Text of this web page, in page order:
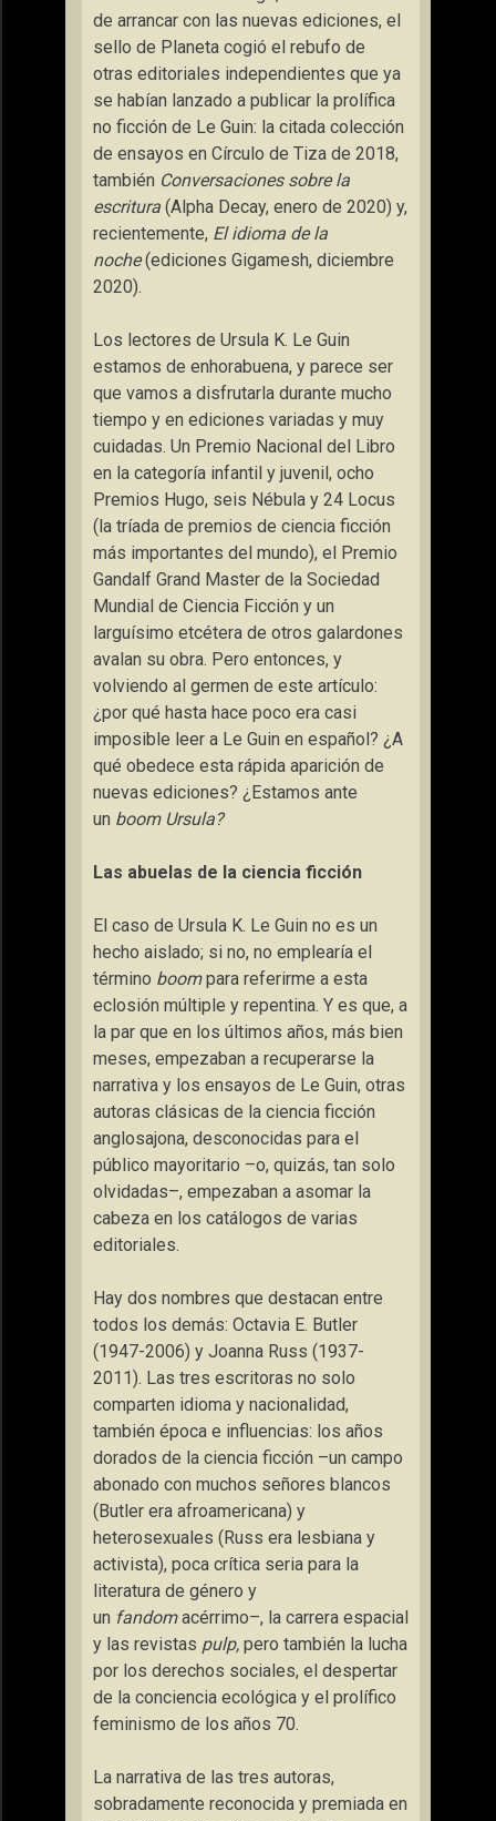
de arrancar con las nuevas ediciones, el
sello de Planeta cogió el rebufo de
otras editoriales independientes que ya
se habían lanzado a publicar la prolífica
no ficción de Le Guin: la citada colección
de ensayos en Círculo de Tiza de 2018,
también Conversaciones sobre la
escritura (Alpha Decay, enero de 2020) y,
recientemente, El idioma de la
noche(ediciones Gigamesh, diciembre
2020).
Los lectores de Ursula K. Le Guin
estamos de enhorabuena, y parece ser
que vamos a disfrutarla durante mucho
tiempo y en ediciones variadas y muy
cuidadas. Un Premio Nacional del Libro
en la categoría infantil y juvenil, ocho
Premios Hugo, seis Nébula y 24 Locus
(la tríada de premios de ciencia ficción
más importantes del mundo), el Premio
Gandalf Grand Master de la Sociedad
Mundial de Ciencia Ficción y un
larguísimo etcétera de otros galardones
avalan su obra. Pero entonces, y
volviendo al germen de este artículo:
¿por qué hasta hace poco era casi
imposible leer a Le Guin en español? ¿A
qué obedece esta rápida aparición de
nuevas ediciones? ¿Estamos ante
un boom Ursula?
Las abuelas de la ciencia ficción
El caso de Ursula K. Le Guin no es un
hecho aislado; si no, no emplearía el
término boompara referirme a esta
eclosión múltiple y repentina. Y es que, a
la par que en los últimos años, más bien
meses, empezaban a recuperarse la
narrativa y los ensayos de Le Guin, otras
autoras clásicas de la ciencia ficción
anglosajona, desconocidas para el
público mayoritario –o, quizás, tan solo
olvidadas–, empezaban a asomar la
cabeza en los catálogos de varias
editoriales.
Hay dos nombres que destacan entre
todos los demás: Octavia E. Butler
(1947-2006) y Joanna Russ (1937-
2011). Las tres escritoras no solo
comparten idioma y nacionalidad,
también época e influencias: los años
dorados de la ciencia ficción –un campo
abonado con muchos señores blancos
(Butler era afroamericana) y
heterosexuales (Russ era lesbiana y
activista), poca crítica seria para la
literatura de género y
un fandomacérrimo–, la carrera espacial
y las revistas pulp, pero también la lucha
por los derechos sociales, el despertar
de la conciencia ecológica y el prolífico
feminismo de los años 70.
La narrativa de las tres autoras,
sobradamente reconocida y premiada en